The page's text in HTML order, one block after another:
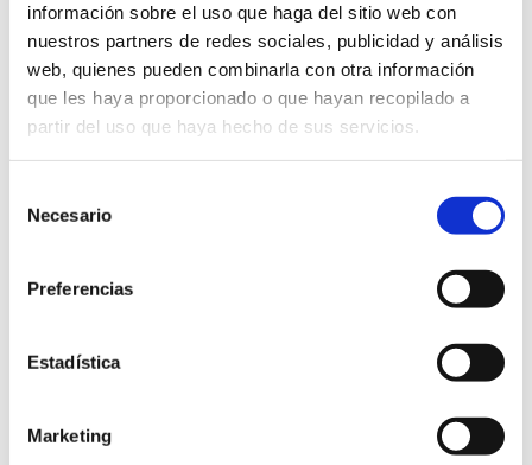
información sobre el uso que haga del sitio web con
nuestros partners de redes sociales, publicidad y análisis
web, quienes pueden combinarla con otra información
que les haya proporcionado o que hayan recopilado a
partir del uso que haya hecho de sus servicios.
Necesario
Preferencias
Estadística
Marketing
Saber más
La misión de la Iglesia,